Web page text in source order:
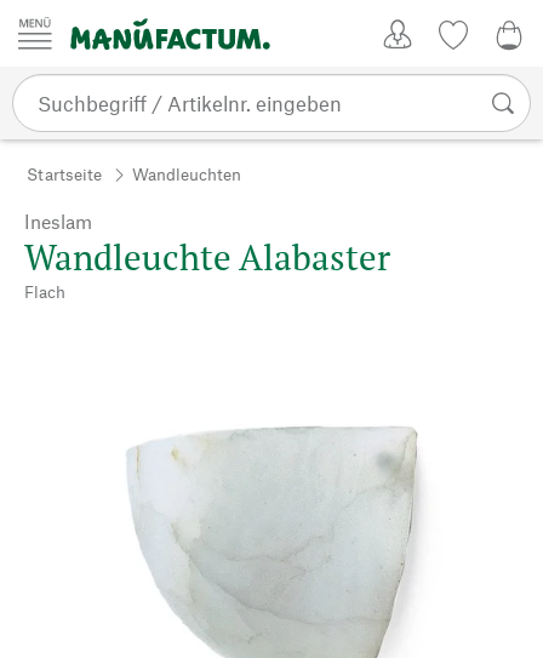
Zum Inhalt springen
Startseite Wandleuchten
Ineslam
Wandleuchte Alabaster
Flach